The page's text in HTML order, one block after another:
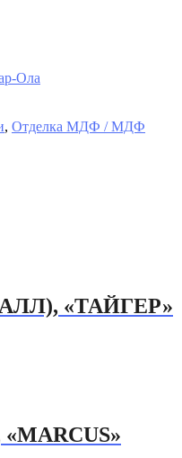
Ола
, Отделка МДФ / МДФ
«ТАЙГЕР»